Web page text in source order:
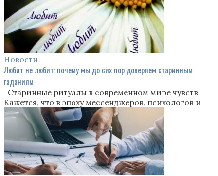
Новости
Любит не любит: почему мы до сих пор доверяем старинным
гаданиям
Старинные ритуалы в современном мире чувств
Кажется, что в эпоху мессенджеров, психологов и